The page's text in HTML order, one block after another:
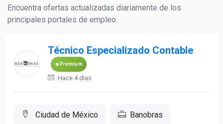
Encuentra ofertas actualizadas diariamente de los
principales portales de empleo.
Técnico Especializado Contable
Premium
Hace 4 días
Ciudad de México Banobras